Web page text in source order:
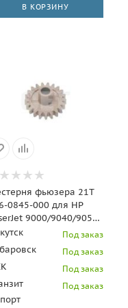
В КОРЗИНУ
фьюзера 21T
0845-000 для HP
9000/9040/9050
CET0739
Под заказ
Под заказ
Под заказ
Под заказ